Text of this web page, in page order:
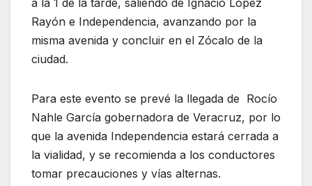
Rayón e Independencia, avanzando por la
misma avenida y concluir en el Zócalo de la
ciudad.
Para este evento se prevé la llegada de Rocío
Nahle García gobernadora de Veracruz, por lo
que la avenida Independencia estará cerrada a
la vialidad, y se recomienda a los conductores
tomar precauciones y vías alternas.